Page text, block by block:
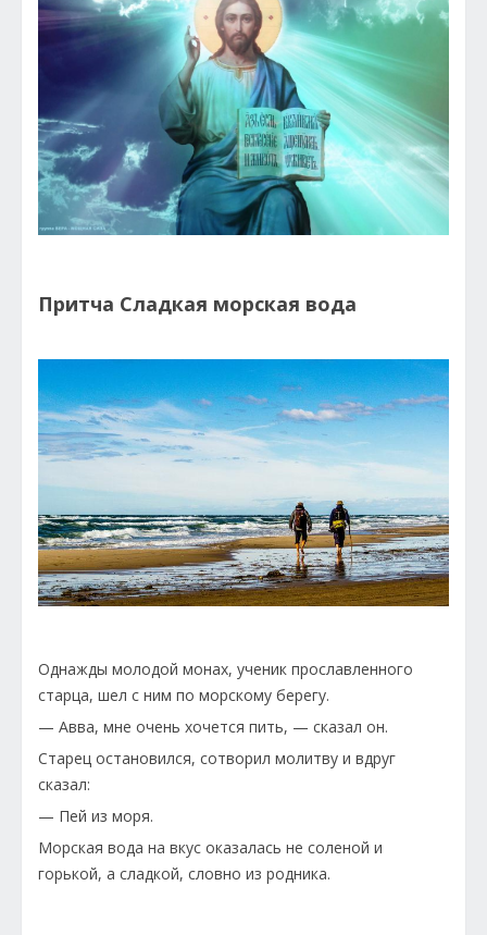
Притча Сладкая морская вода
Однажды молодой монах, ученик прославленного
старца, шел с ним по морскому берегу.
— Авва, мне очень хочется пить, — сказал он.
Старец остановился, сотворил молитву и вдруг
сказал:
— Пей из моря.
Морская вода на вкус оказалась не соленой и
горькой, а сладкой, словно из родника.